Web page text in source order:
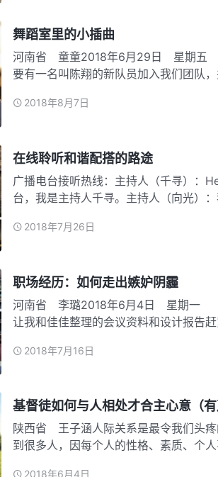
舞蹈室里的小插曲
河南省 童童2018年6月29日 星期五
要有一名叫陈翔的新队员加入我们团队
2018年8月7日
在线聆听和谐配搭的路途
广播电台接听热线：主持人（千寻）：
台，我是主持人千寻。主持人（向光）
2018年7月26日
职场经历：如何走出嫉妒阴霾
河南省 李璐2018年6月4日 星期一
让我和佳佳整理的会议资料和设计报告
2018年7月16日
基督徒如何与人相处才合主心意（有
陕西省 王子涵人际关系是最令我们头
到很多人，因每个人的性格、素质、个
2018年6月4日